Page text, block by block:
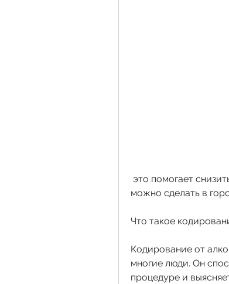
можно сделать в
Что такое
Кодирование от
многие люди. Он
процедуре и